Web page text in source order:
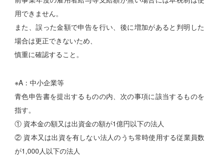
用できません。
また、誤った金額で申告を行い、後に増加があると判明した
場合は更正できないため、
慎重に確認すること。
※A：中小企業等
青色申告書を提出するものの内、次の事項に該当するものを
指す。
① 資本金の額又は出資金の額が1億円以下の法人
② 資本又は出資を有しない法人のうち常時使用する従業員数
が1,000人以下の法人